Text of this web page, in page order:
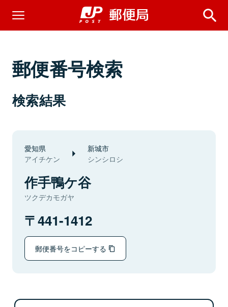
郵便番号検索
検索結果
愛知県
アイチケン
新城市
シンシロシ
作手鴨ケ谷
ツクデカモガヤ
441-1412
郵便番号をコピーする